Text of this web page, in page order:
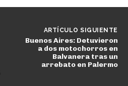
ARTÍCULO SIGUIENTE
Buenos Aires: Detuvieron
a dos motochorros en
Balvanera tras un
arrebato en Palermo